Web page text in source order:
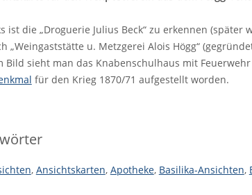
ist die „Droguerie Julius Beck“ zu erkennen
„Weingaststätte u. Metzgerei Alois Högg“
Bild sieht man das Knabenschulhaus mit
für den Krieg 1870/71 aufgestellt worden.
, Ansichtskarten, Apotheke, Basilika-Ansichten,